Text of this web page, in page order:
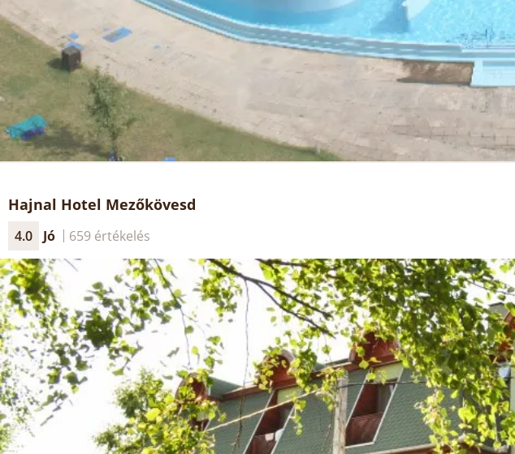
Hajnal Hotel Mezőkövesd
4.0 Jó 659 értékelés